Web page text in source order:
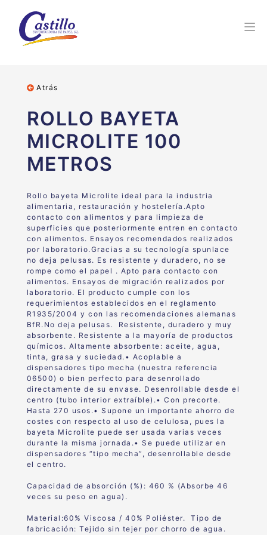
Atrás
ROLLO BAYETA
MICROLITE 100
METROS
Rollo bayeta Microliteideal para la industria
alimentaria, restauración y hostelería.Apto
contacto con alimentos y para limpieza de
superficies que posteriormente entren en contacto
con alimentos. Ensayos recomendados realizados
por laboratorio.Gracias a su tecnología spunlace
no deja pelusas. Es resistentey duradero, no se
rompe como el papel . Apto para contacto con
alimentos. Ensayos de migración realizados por
laboratorio. El producto cumple con los
requerimientos establecidos en el reglamento
R1935/2004 y con las recomendaciones alemanas
BfR. No deja pelusas. Resistente, duradero y muy
absorbente. Resistente a la mayoría de productos
químicos. Altamente absorbente: aceite, agua,
tinta, grasa y suciedad.• Acoplable a
dispensadores tipo mecha (nuestra referencia
06500) o bien perfecto para desenrollado
directamente de su envase. Desenrollable desde el
centro (tubo interior extraíble).• Con precorte.
Hasta 270 usos.• Supone un importante ahorro de
costes con respecto al uso de celulosa, pues la
bayeta Microlite puede ser usada varias veces
durante la misma jornada.• Se puede utilizar en
dispensadores “tipo mecha”, desenrollable desde
el centro.
Capacidad de absorción (%): 460 % (Absorbe 46
veces su peso en agua).
Material:60% Viscosa / 40% Poliéster. Tipo de
fabricación: Tejido sin tejer por chorro de agua.